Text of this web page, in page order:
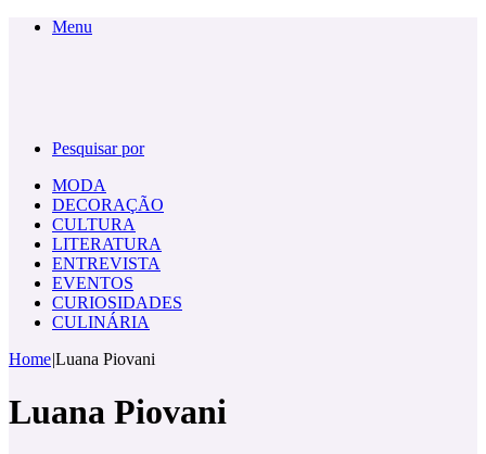
Menu
Pesquisar por
MODA
DECORAÇÃO
CULTURA
LITERATURA
ENTREVISTA
EVENTOS
CURIOSIDADES
CULINÁRIA
Home|Luana Piovani
Luana Piovani